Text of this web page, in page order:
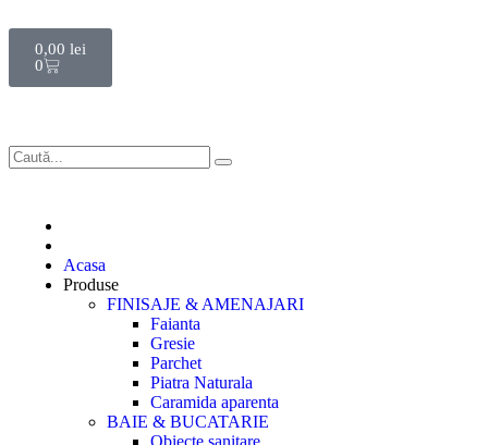
0,00 lei
0
Acasa
Produse
FINISAJE & AMENAJARI
Faianta
Gresie
Parchet
Piatra Naturala
Caramida aparenta
BAIE & BUCATARIE
Obiecte sanitare